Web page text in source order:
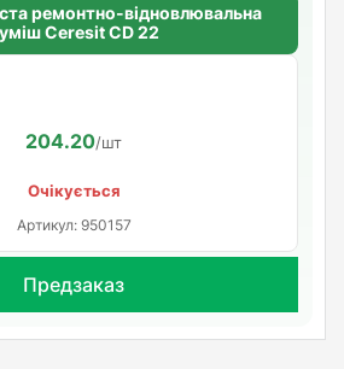
ремонтно-відновлювальна
Ceresit CD 22
204.20/шт
Очікується
Артикул: 950157
Предзаказ